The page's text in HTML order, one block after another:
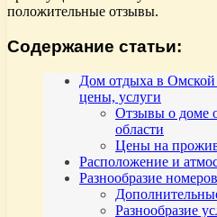
положительные отзывы.
Содержание статьи:
Дом отдыха в Омской
цены, услуги
Отзывы о доме
области
Цены на
Расположение и
Разнообразие
Разнообразие